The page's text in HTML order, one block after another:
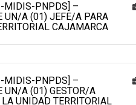
MIDIS-PNPDS] –
UN/A (01) JEFE/A PARA
CAJAMARCA
MIDIS-PNPDS] –
UN/A (01) GESTOR/A
UNIDAD TERRITORIAL